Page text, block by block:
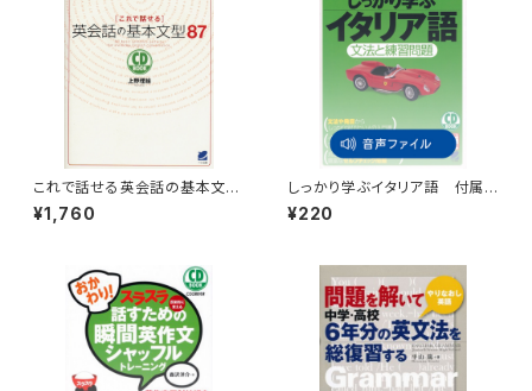
これで話せる英会話の基本文型
87 CD BOOK
¥1,760
しっかり学ぶイタリア語 付属
音声
¥220